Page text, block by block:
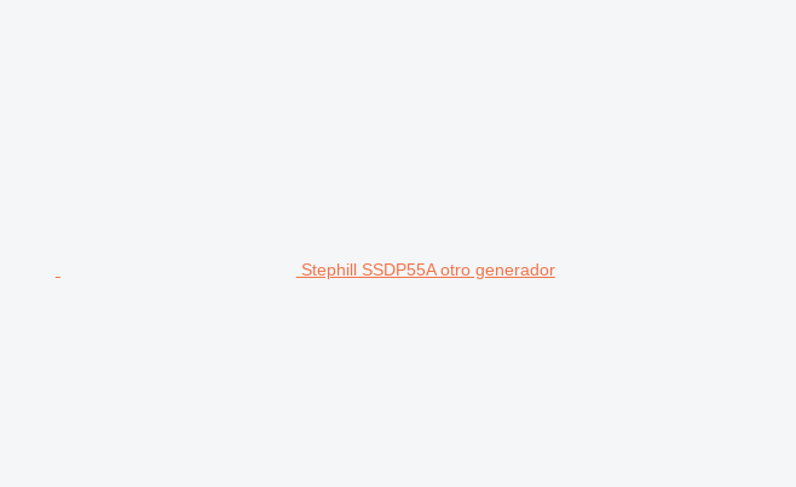
Stephill SSDP55A otro generador